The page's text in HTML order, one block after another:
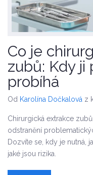
Co je
zubů: Kdy
probíhá
Od Karolína Dočkalová z
Chirurgická extrakce
odstranění
Dozvíte se, kdy je nutná,
jaké jsou rizika.